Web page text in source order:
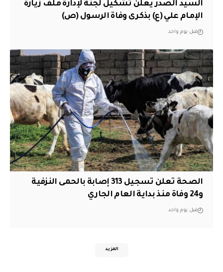
السيد الصدر يعلن تشكيل لجنة لإدارة ملف زيارة
الإمام علي (ع) بذكرى وفاة الرسول (ص)
قبل يوم واحد
الصحة تعلن تسجيل 313 إصابة بالحمى النزفية
و24 وفاة منذ بداية العام الجاري
قبل يوم واحد
المزيد